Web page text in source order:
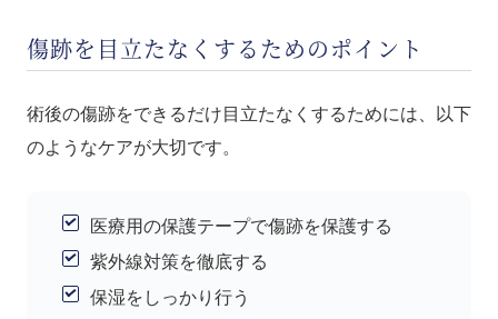
傷跡を目立たなくするためのポイント
術後の傷跡をできるだけ目立たなくするためには、以下
のようなケアが大切です。
医療用の保護テープで傷跡を保護する
紫外線対策を徹底する
保湿をしっかり行う